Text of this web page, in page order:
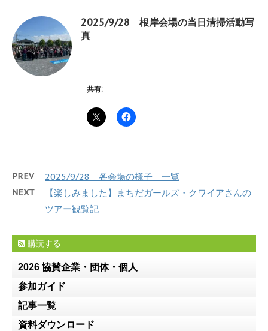
2025/9/28 根岸会場の当日清掃活動写
真
共有:
PREV 2025/9/28 各会場の様子 一覧
NEXT
【楽しみました】まちだガールズ・クワイアさんの
ツアー観覧記
購読する
2026 協賛企業・団体・個人
参加ガイド
記事一覧
資料ダウンロード